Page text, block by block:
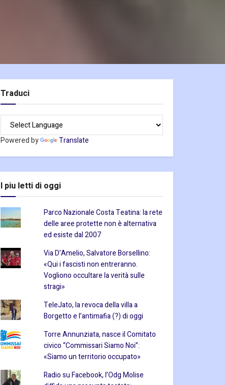
Traduci
Powered by Translate
I piu letti di oggi
Parco Nazionale Costa Teatina: la rete
delle aree protette non è alternativa
ed esiste dal 2007
Via D’Amelio, Salvatore Borsellino:
«Qui i fascisti non entreranno.
Vogliono occultare la verità sulle
stragi»
TeleJato, la revoca della villa a
Borgetto e l’antimafia (?) di oggi
Torre Annunziata, nasce il Comitato
civico “Commissari Siamo Noi”:
«Siamo un territorio occupato»
Radio su Facebook, l’Odg Molise